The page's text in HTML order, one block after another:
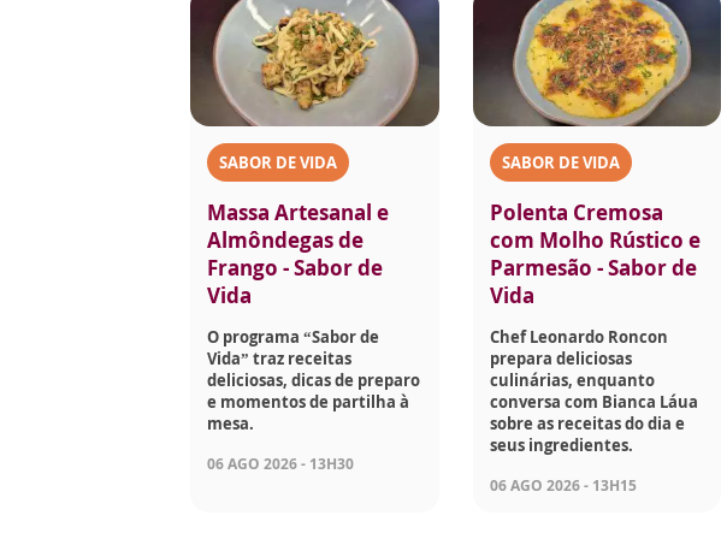
SABOR DE VIDA
Massa Artesanal e
Almôndegas de
Frango - Sabor de
Vida
O programa “Sabor de
Vida” traz receitas
deliciosas, dicas de preparo
e momentos de partilha à
mesa.
06 AGO 2026 - 13H30
SABOR DE VIDA
Polenta Cremosa
com Molho Rústico e
Parmesão - Sabor de
Vida
Chef Leonardo Roncon
prepara deliciosas
culinárias, enquanto
conversa com Bianca Láua
sobre as receitas do dia e
seus ingredientes.
06 AGO 2026 - 13H15